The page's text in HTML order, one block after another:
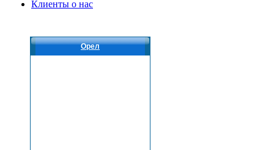
Клиенты о нас
Орел